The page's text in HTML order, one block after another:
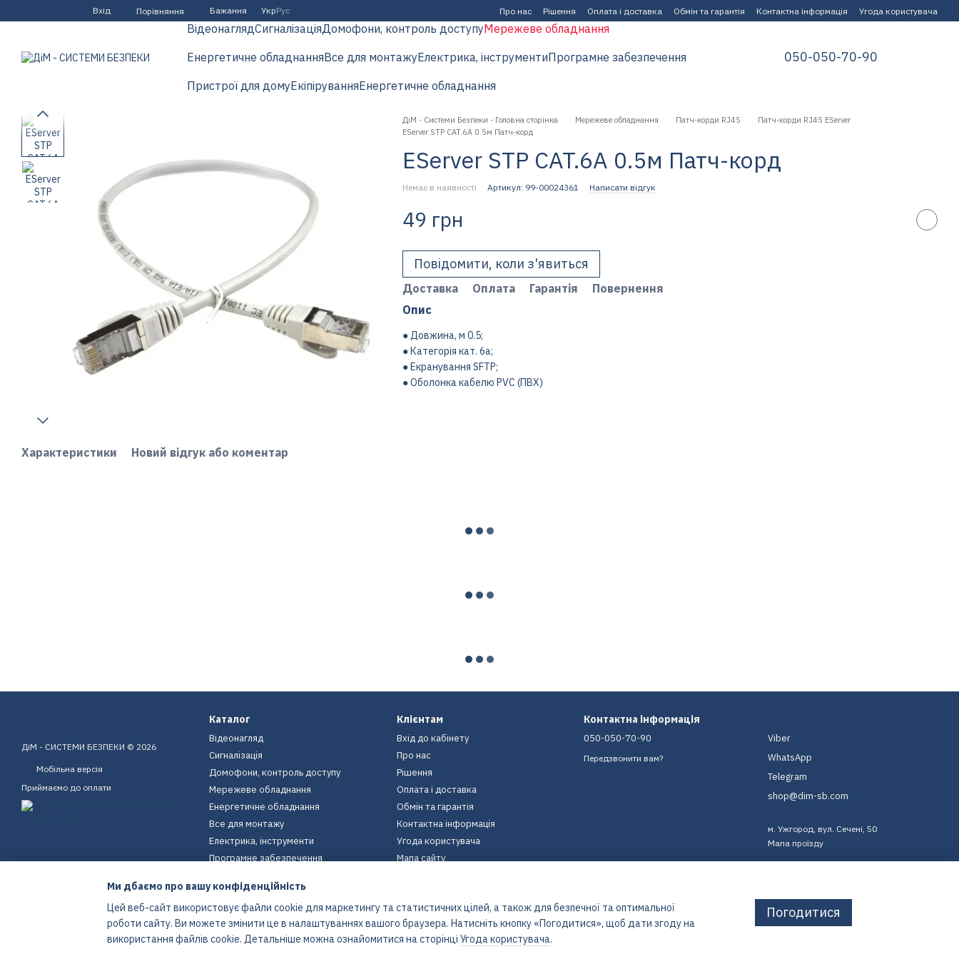
Перейти до основного контенту
Вхід Порівняння Бажання УкрРус Про нас Рішення Оплата і доставка Обмін та гарантія Контактна інформація Угода користувача
ВідеонаглядСигналізаціяДомофони, контроль доступуМережеве обладнання
Енергетичне обладнанняВсе для монтажуЕлектрика, інструментиПрограмне забезпечення
Пристрої для домуЕкіпіруванняЕнергетичне обладнання
050-050-70-90
Характеристики Новий відгук або коментар
ДіМ - Системи Безпеки - Головна сторінка Мережеве обладнання Патч-корди RJ45
Патч-корди RJ45 EServer
EServer STP CAT.6A 0.5м Патч-корд
EServer STP CAT.6A 0.5м Патч-корд
Немає в наявності Артикул: 99-00024361 Написати відгук
49 грн
Повідомити, коли з'явиться
Доставка Оплата Гарантія
Повернення
Опис
● Довжина, м 0.5;
● Категорія кат. 6a;
● Екранування SFTP;
● Оболонка кабелю PVC (ПВХ)
ДіМ - СИСТЕМИ БЕЗПЕКИ © 2026
Мобільна версія
Приймаємо до оплати
Інтернет-магазин створений з Хорошоп
Каталог
Відеонагляд
Сигналізація
Домофони, контроль доступу
Мережеве обладнання
Енергетичне обладнання
Все для монтажу
Електрика, інструменти
Програмне забезпечення
Екіпірування
Енергетичне обладнання
Клієнтам
Вхід до кабінету
Про нас
Рішення
Оплата і доставка
Обмін та гарантія
Контактна інформація
Угода користувача
Мапа сайту
Контактна інформація
050-050-70-90
Передзвонити вам?
Viber
WhatsApp
Telegram
shop@dim-sb.com
м. Ужгород, вул. Сечені, 50
Мапа проїзду
Ми дбаємо про вашу конфіденційність
Цей веб-сайт використовує файли cookie для маркетингу та статистичних цілей, а також для безпечної та оптимальної
роботи сайту. Ви можете змінити це в налаштуваннях вашого браузера. Натисніть кнопку «Погодитися», щоб дати згоду на
використання файлів cookie. Детальніше можна ознайомитися на сторінці Угода користувача.
Погодитися